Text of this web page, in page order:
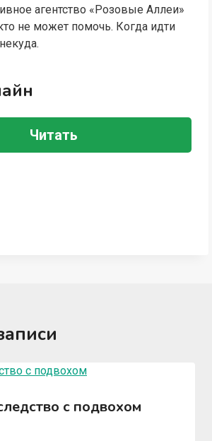
агентство «Розовые Аллеи»
не может помочь. Когда идти
Читать
с подвохом